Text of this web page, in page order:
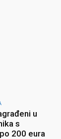
u
s
200 eura